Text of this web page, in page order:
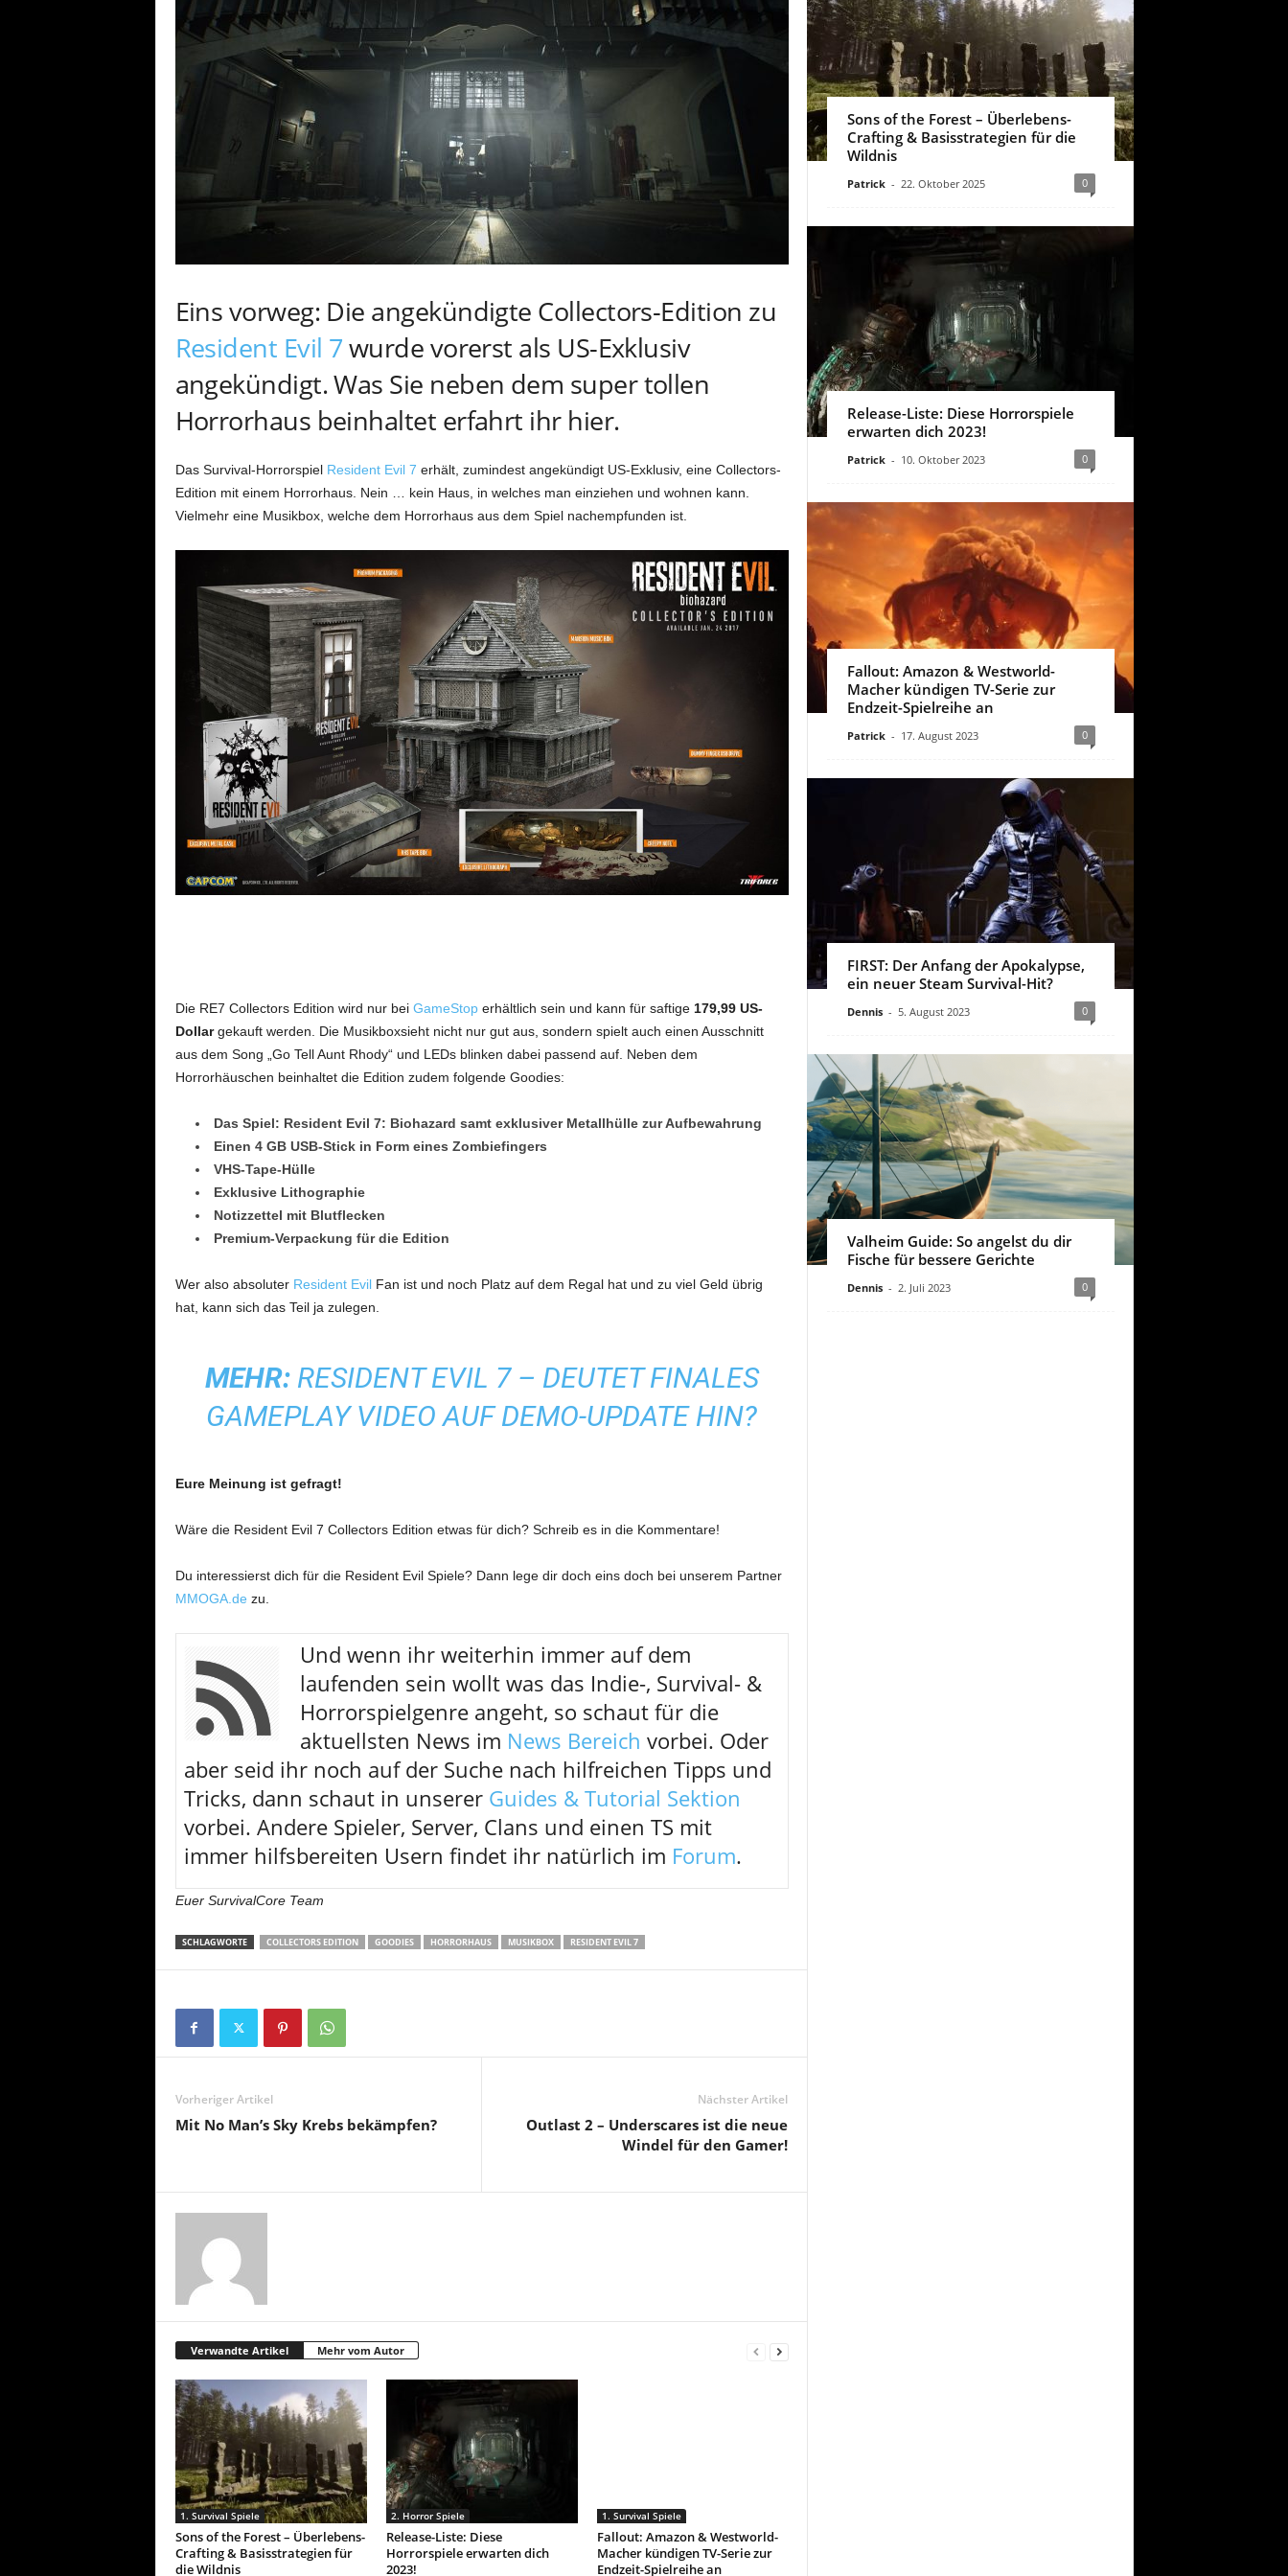
Eins vorweg: Die angekündigte Collectors-Edition zu
Resident Evil 7wurde vorerst als US-Exklusiv
angekündigt. Was Sie neben dem super tollen
Horrorhaus beinhaltet erfahrt ihr hier.
Das Survival-Horrorspiel Resident Evil 7 erhält, zumindest angekündigt US-Exklusiv, eine Collectors-
Edition mit einem Horrorhaus. Nein … kein Haus, in welches man einziehen und wohnen kann.
Vielmehr eine Musikbox, welche dem Horrorhaus aus dem Spiel nachempfunden ist.
Die RE7 Collectors Edition wird nur bei GameStoperhältlich sein und kann für saftige 179,99 US-
Dollargekauft werden. Die Musikboxsieht nicht nur gut aus, sondern spielt auch einen Ausschnitt
aus dem Song „Go Tell Aunt Rhody“ und LEDs blinken dabei passend auf. Neben dem
Horrorhäuschen beinhaltet die Edition zudem folgende Goodies:
Das Spiel: Resident Evil 7: Biohazard samt exklusiver Metallhülle zur Aufbewahrung
Einen 4 GB USB-Stick in Form eines Zombiefingers
VHS-Tape-Hülle
Exklusive Lithographie
Notizzettel mit Blutflecken
Premium-Verpackung für die Edition
Wer also absoluter Resident EvilFan ist und noch Platz auf dem Regal hat und zu viel Geld übrig
hat, kann sich das Teil ja zulegen.
MEHR: RESIDENT EVIL 7 – DEUTET FINALES
GAMEPLAY VIDEO AUF DEMO-UPDATE HIN?
Eure Meinung ist gefragt!
Wäre die Resident Evil 7 Collectors Edition etwas für dich? Schreib es in die Kommentare!
Du interessierst dich für die Resident Evil Spiele? Dann lege dir doch eins doch bei unserem Partner
MMOGA.de zu.
Und wenn ihr weiterhin immer auf dem
laufenden sein wollt was das Indie-, Survival- &
Horrorspielgenre angeht, so schaut für die
aktuellsten News im News Bereich vorbei. Oder
aber seid ihr noch auf der Suche nach hilfreichen Tipps und
Tricks, dann schaut in unserer Guides & Tutorial Sektion
vorbei. Andere Spieler, Server, Clans und einen TS mit
immer hilfsbereiten Usern findet ihr natürlich im Forum.
Euer SurvivalCore Team
SCHLAGWORTE COLLECTORS EDITION GOODIES HORRORHAUS MUSIKBOX RESIDENT EVIL 7
Vorheriger Artikel
Mit No Man’s Sky Krebs bekämpfen?
Nächster Artikel
Outlast 2 – Underscares ist die neue
Windel für den Gamer!
Verwandte Artikel Mehr vom Autor
1. Survival Spiele
Sons of the Forest – Überlebens-
Crafting & Basisstrategien für
die Wildnis
2. Horror Spiele
Release-Liste: Diese
Horrorspiele erwarten dich
2023!
1. Survival Spiele
Fallout: Amazon & Westworld-
Macher kündigen TV-Serie zur
Endzeit-Spielreihe an
Sons of the Forest – Überlebens-
Crafting & Basisstrategien für die
Wildnis
Patrick - 22. Oktober 2025 0
Release-Liste: Diese Horrorspiele
erwarten dich 2023!
Patrick - 10. Oktober 2023 0
Fallout: Amazon & Westworld-
Macher kündigen TV-Serie zur
Endzeit-Spielreihe an
Patrick - 17. August 2023 0
FIRST: Der Anfang der Apokalypse,
ein neuer Steam Survival-Hit?
Dennis - 5. August 2023 0
Valheim Guide: So angelst du dir
Fische für bessere Gerichte
Dennis - 2. Juli 2023 0